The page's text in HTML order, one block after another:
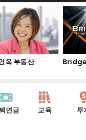
옥 부동산
연금 교육 투